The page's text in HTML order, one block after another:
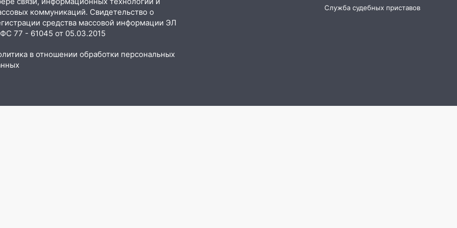
коммуникаций. Свидетельство о
средства массовой информации ЭЛ
77 - 61045 от 05.03.2015
в отношении обработки персональных
Служба судебных приставов